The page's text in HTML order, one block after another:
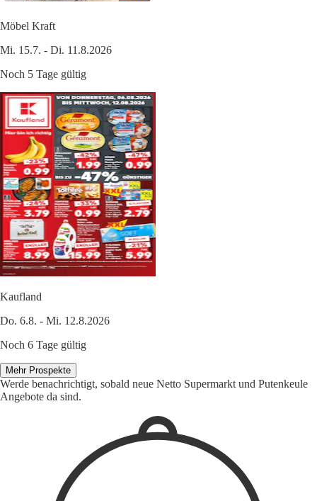
Möbel Kraft
Mi. 15.7. - Di. 11.8.2026
Noch 5 Tage gültig
Kaufland
Do. 6.8. - Mi. 12.8.2026
Noch 6 Tage gültig
Mehr Prospekte
Werde benachrichtigt, sobald neue Netto Supermarkt und Putenkeule
Angebote da sind.